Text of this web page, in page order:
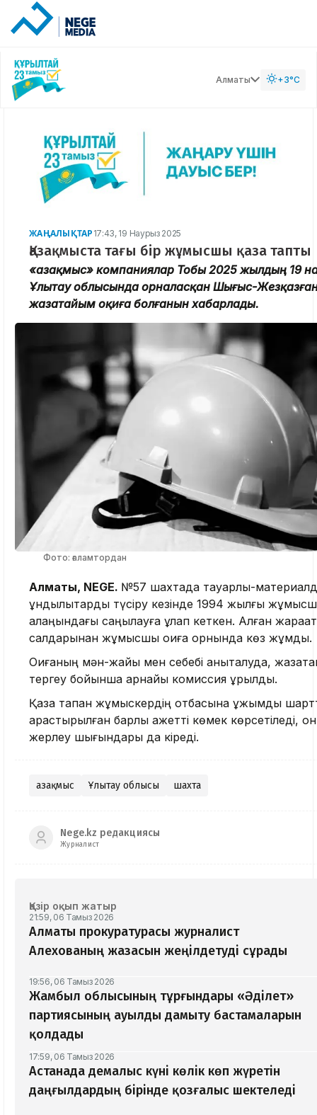
Алматы +3°C
ЖАҢАЛЫҚТАР 17:43, 19 Наурыз 2025
Қазақмыста тағы бір жұмысшы қаза тапты
«Қазақмыс» компаниялар Тобы 2025 жылдың 19
Ұлытау облысында орналасқан Шығыс-Жезқазған
жазатайым оқиға болғанын хабарлады.
Фото: ғаламтордан
Алматы, NEGE. №57 шахтада тауарлық-
құндылықтарды түсіру кезінде 1994 жылғы
алаңындағы саңылауға құлап кеткен. Алған
салдарынан жұмысшы оқиға орнында көз жұмды.
Оқиғаның мән-жайы мен себебі анықталуда,
тергеу бойынша арнайы комиссия құрылды.
Қаза тапқан жұмыскердің отбасына ұжымдық
қарастырылған барлық қажетті көмек көрсетіледі,
жерлеу шығындары да кіреді.
Қазақмыс Ұлытау облысы шахта
Nege.kz редакциясы
Журналист
Қазір оқып жатыр
21:59, 06 Тамыз 2026
Алматы прокуратурасы журналист
Алехованың жазасын жеңілдетуді сұрады
19:56, 06 Тамыз 2026
Жамбыл облысының тұрғындары «Әділет»
партиясының ауылды дамыту бастамаларын
қолдады
17:59, 06 Тамыз 2026
Астанада демалыс күні көлік көп жүретін
даңғылдардың бірінде қозғалыс шектеледі